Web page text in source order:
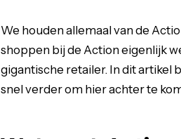
We houden allemaal van de
shoppen bij de Action eigenlijk
gigantische retailer. In dit artikel
snel verder om hier achter te